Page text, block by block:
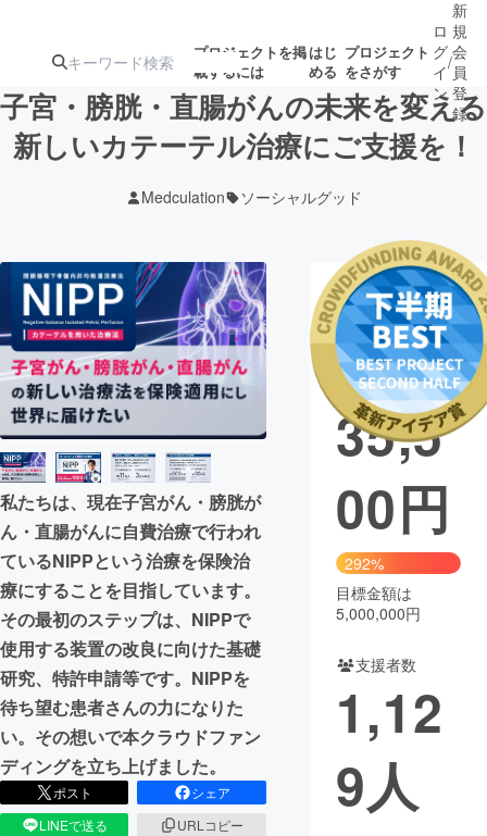
プロジェクトを掲
載するには
はじ
める
プロジェクト
をさがす
ターン
ジェクト
ロジェクト
アート・写真 音楽
テクノロジー・ガジェット ゲーム・サ
映像・映画 書籍・雑誌
ビジネス・起業 チャレンジ
まちづくり・地域活性化
CAMPFIRE for Social Good
CAMPFIRE Creation
CAMPFIREふるさと納税
コミュニティ
ロ
グ
イ
ン
/
新
規
会
員
登
録
子宮・膀胱・直腸がんの未来を変える
新しいカテーテル治療にご支援を！
Medculation ソーシャルグッド
私たちは、現在子宮がん・膀胱が
ん・直腸がんに自費治療で行われ
ているNIPPという治療を保険治
療にすることを目指しています。
その最初のステップは、NIPPで
使用する装置の改良に向けた基礎
研究、特許申請等です。NIPPを
待ち望む患者さんの力になりた
い。その想いで本クラウドファン
ディングを立ち上げました。
ポスト
シェア
LINEで送る
URLコピー
現在の支援総
額
14,6
35,5
00円
292%
目標金額は
5,000,000円
支援者数
1,12
9人